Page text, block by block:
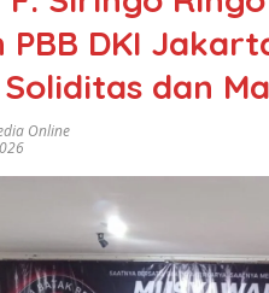
PBB DKI
dan
Online